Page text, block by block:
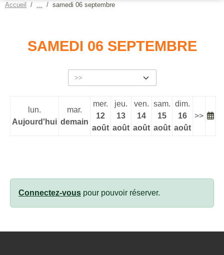
Accueil samedi 06 septembre
SAMEDI 06 SEPTEMBRE
lun.
Aujourd'hui
mar.
demain
mer.
12
août
jeu.
13
août
ven.
14
août
sam.
15
août
dim.
16
août
>>
Connectez-vous pour pouvoir réserver.